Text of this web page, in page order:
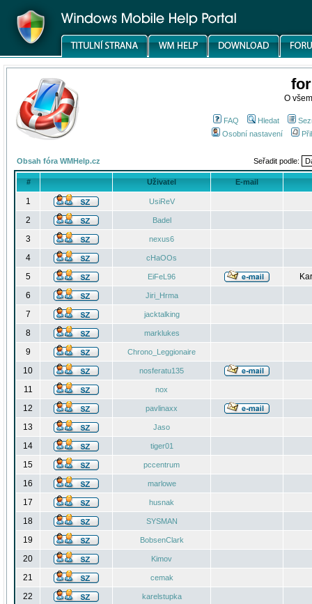
O
FAQ Hledat
Osobní nastavení
Obsah fóra WMHelp.cz Seřadit podle:
# Uživatel E-mail
1 UsiReV
2 Badel
3 nexus6
4 cHaOOs
5 EiFeL96
6
Jiri_Hrma
7 jacktalking
8 marklukes
9 Chrono_Leggionaire
10 nosferatu135
11 nox
12 pavlinaxx
13 Jaso
14 tiger01
15 pccentrum
16 marlowe
17 husnak
18 SYSMAN
19 BobsenClark
20 Kimov
21 cemak
22 karelstupka